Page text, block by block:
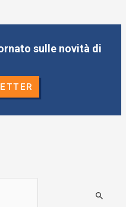
sulle novità di